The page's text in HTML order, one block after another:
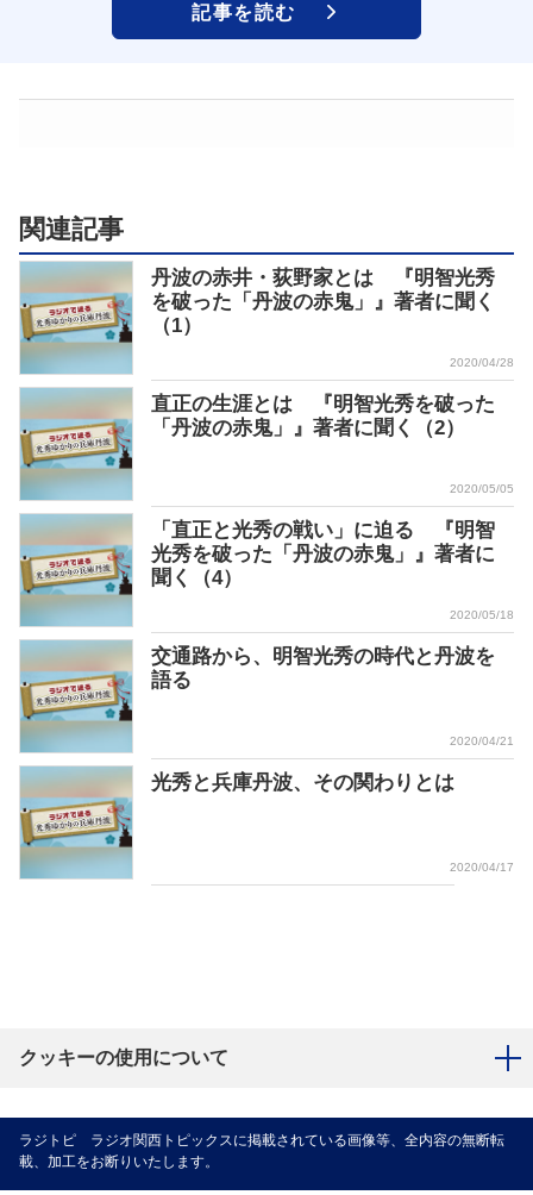
記事を読む
関連記事
丹波の赤井・荻野家とは 『明智光秀
を破った「丹波の赤鬼」』著者に聞く
（1）
2020/04/28
直正の生涯とは 『明智光秀を破った
「丹波の赤鬼」』著者に聞く（2）
2020/05/05
「直正と光秀の戦い」に迫る 『明智
光秀を破った「丹波の赤鬼」』著者に
聞く（4）
2020/05/18
交通路から、明智光秀の時代と丹波を
語る
2020/04/21
光秀と兵庫丹波、その関わりとは
2020/04/17
クッキーの使用について
ラジトピ ラジオ関西トピックスに掲載されている画像等、全内容の無断転
載、加工をお断りいたします。